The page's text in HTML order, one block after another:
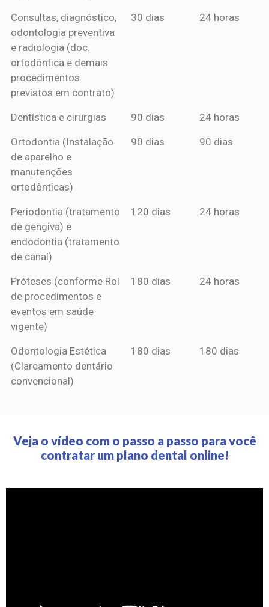
mensal*
de crédito
Consultas, diagnóstico,
odontologia preventiva
e radiologia (doc.
ortodôntica e demais
procedimentos
previstos em contrato)
30 dias 24 horas
Dentística e cirurgias 90 dias 24 horas
Ortodontia (Instalação
de aparelho e
manutenções
ortodônticas)
90 dias 90 dias
Periodontia (tratamento
de gengiva) e
endodontia (tratamento
de canal)
120 dias 24 horas
Próteses (conforme Rol
de procedimentos e
eventos em saúde
vigente)
180 dias 24 horas
Odontologia Estética
(Clareamento dentário
convencional)
180 dias 180 dias
Veja o vídeo com o passo a passo para você
contratar um plano dental online!